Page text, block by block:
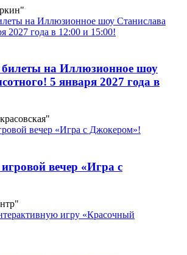
билеты на Иллюзионное шоу
5 января 2027 года в
вечер «Игра с